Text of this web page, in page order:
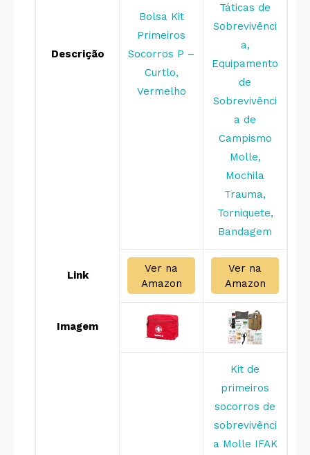
Descrição
Bolsa Kit
Primeiros
Socorros P –
Curtlo,
Vermelho
Táticas de
Sobrevivênci
a,
Equipamento
de
Sobrevivênci
a de
Campismo
Molle,
Mochila
Trauma,
Torniquete,
Bandagem
Link
Ver na
Amazon
Ver na
Amazon
Imagem
Kit de
primeiros
socorros de
sobrevivênci
a Molle IFAK